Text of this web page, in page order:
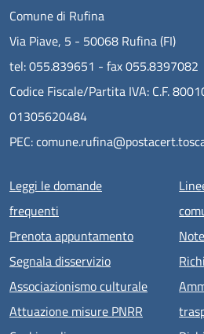
Comune di Rufina
Via Piave, 5 - 50068 Rufina (FI)
tel: 055.839651 - fax 055.8397082
Codice Fiscale/Partita IVA: C.F.
01305620484
PEC:
Menu piè di
Leggi le domande
frequenti
Prenota appuntamento
Segnala disservizio
Associazionismo culturale
Attuazione misure PNRR